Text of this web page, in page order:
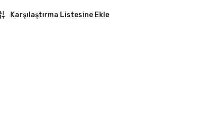
Karşılaştırma Listesine Ekle